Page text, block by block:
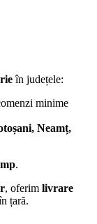
în județele:
minime
Neamț,
.
, oferim livrare
țară.